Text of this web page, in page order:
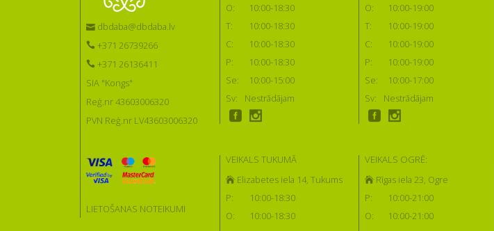
dbdaba@dbdaba.lv
+371 26739266
+371 26136411
SIA "Kongs"
Reģ.nr 43603006320
PVN Reģ.nr LV43603006320
LIETOŠANAS NOTEIKUMI
O:
10:00-18:30
T:
10:00-18:30
C:
10:00-18:30
P:
10:00-18:30
Se:
10:00-15:00
Sv:
Nestrādājam
O:
10:00-19:00
T:
10:00-19:00
C:
10:00-19:00
P:
10:00-19:00
Se:
10:00-17:00
Sv:
Nestrādājam
VEIKALS TUKUMĀ
Elizabetes iela 14, Tukums
P:
10:00-18:30
O:
10:00-18:30
VEIKALS OGRĒ:
Rīgas iela 23, Ogre
P:
10:00-21:00
O:
10:00-21:00